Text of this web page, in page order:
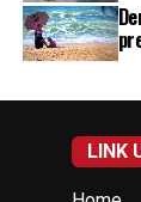
LINK